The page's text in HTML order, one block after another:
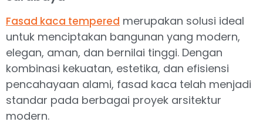
Fasad kaca tempered merupakan solusi ideal
untuk menciptakan bangunan yang modern,
elegan, aman, dan bernilai tinggi. Dengan
kombinasi kekuatan, estetika, dan efisiensi
pencahayaan alami, fasad kaca telah menjadi
standar pada berbagai proyek arsitektur
modern.